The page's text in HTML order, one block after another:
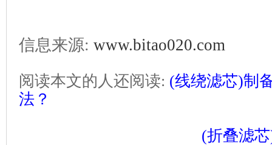
信息来源: www.bitao020.com
阅读本文的人还阅读: (线绕滤芯)制
法？
(折叠滤